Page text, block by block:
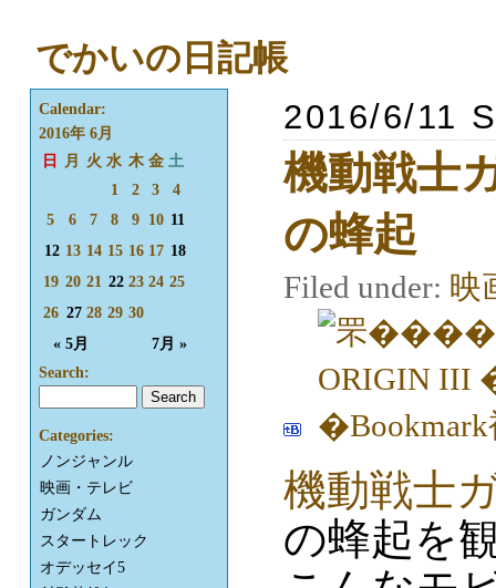
でかいの日記帳
2016/6/11
機動戦士
の蜂起
Filed under: 映
機動戦士
の蜂起を
Calendar:
2016年 6月
日
月 火 水 木 金 土
« 5月 7月 »
1 2 3
4
5
6 7 8 9 10 11
12 13 14 15 16 17 18
19 20 21 22 23 24 25
26 27 28 29 30
Search:
Categories:
ノンジャンル
映画・テレビ
ガンダム
スタートレック
オデッセイ5